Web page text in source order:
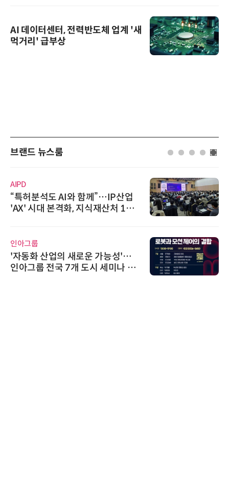
AI 데이터센터, 전력반도체 업계 '새
먹거리' 급부상
브랜드 뉴스룸
AIPD
“특허분석도 AI와 함께”…IP산업
'AX' 시대 본격화, 지식재산처 1호
인아그룹
'자동화 산업의 새로운 가능성'…
인아그룹 전국 7개 도시 세미나 페